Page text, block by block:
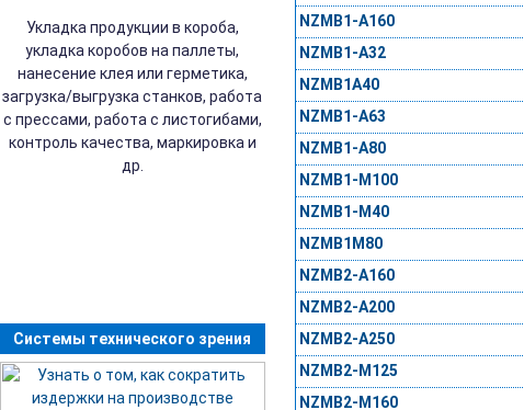
Укладка продукции в короба,
укладка коробов на паллеты,
нанесение клея или герметика,
загрузка/выгрузка станков, работа
с прессами, работа с листогибами,
контроль качества, маркировка и
др.
Системы технического зрения
NZMB1-A160
NZMB1-A32
NZMB1A40
NZMB1-A63
NZMB1-A80
NZMB1-M100
NZMB1-M40
NZMB1M80
NZMB2-A160
NZMB2-A200
NZMB2-A250
NZMB2-M125
NZMB2-M160